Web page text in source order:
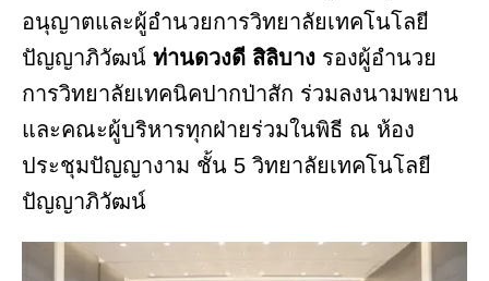
อนุญาตและผู้อำนวยการวิทยาลัยเทคโนโลยี
ปัญญาภิวัฒน์ ท่านดวงดี สิลิบาง รองผู้อำนวย
การวิทยาลัยเทคนิคปากป่าสัก ร่วมลงนามพยาน
และคณะผู้บริหารทุกฝ่ายร่วมในพิธี ณ ห้อง
ประชุมปัญญางาม ชั้น 5 วิทยาลัยเทคโนโลยี
ปัญญาภิวัฒน์